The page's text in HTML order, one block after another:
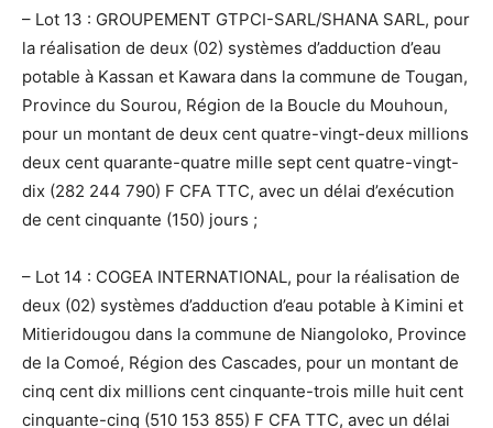
– Lot 13 : GROUPEMENT GTPCI-SARL/SHANA SARL, pour
la réalisation de deux (02) systèmes d’adduction d’eau
potable à Kassan et Kawara dans la commune de Tougan,
Province du Sourou, Région de la Boucle du Mouhoun,
pour un montant de deux cent quatre-vingt-deux millions
deux cent quarante-quatre mille sept cent quatre-vingt-
dix (282 244 790) F CFA TTC, avec un délai d’exécution
de cent cinquante (150) jours ;
– Lot 14 : COGEA INTERNATIONAL, pour la réalisation de
deux (02) systèmes d’adduction d’eau potable à Kimini et
Mitieridougou dans la commune de Niangoloko, Province
de la Comoé, Région des Cascades, pour un montant de
cinq cent dix millions cent cinquante-trois mille huit cent
cinquante-cinq (510 153 855) F CFA TTC, avec un délai